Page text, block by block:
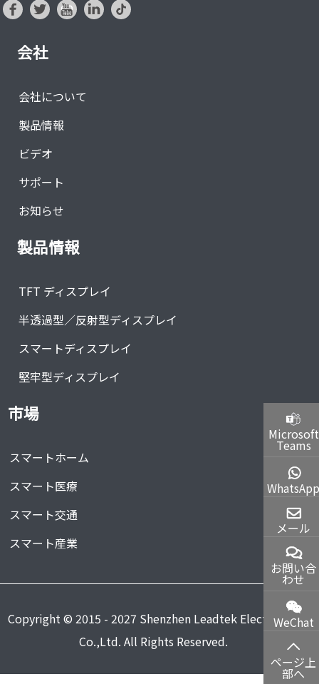
会社
会社について
製品情報
ビデオ
サポート
お知らせ
製品情報
TFT ディスプレイ
半透過型／反射型ディスプレイ
スマートディスプレイ
堅牢型ディスプレイ
市場
スマートホーム
スマート医療
スマート交通
スマート産業
Copyright © 2015 - 2027 Shenzhen Leadtek Electronics
Co.,Ltd. All Rights Reserved.
Microsoft
Teams
WhatsApp
メール
お問い合
わせ
WeChat
ページ上
部へ